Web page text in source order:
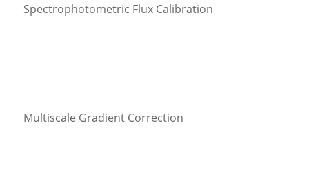
Spectrophotometric Flux Calibration
Multiscale Gradient Correction